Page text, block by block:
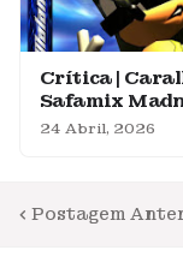
Crítica |
Safamix
24 Abril, 2026
Postagem